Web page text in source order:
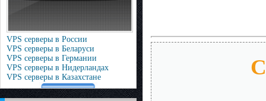
VPS серверы в России
VPS серверы в Беларуси
VPS серверы в Германии
VPS серверы в Нидерландах
VPS серверы в Казахстане